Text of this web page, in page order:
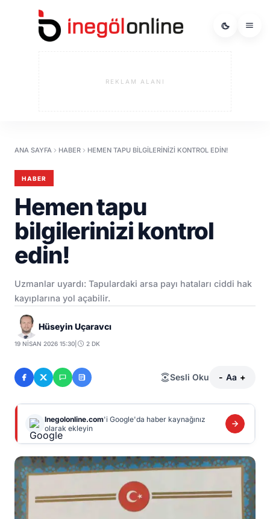
REKLAM ALANI
ANA SAYFA HABER HEMEN TAPU BILGILERINIZI KONTROL EDIN!
HABER
Hemen tapu
bilgilerinizi kontrol
edin!
Uzmanlar uyardı: Tapulardaki arsa payı hataları ciddi hak
kayıplarına yol açabilir.
Hüseyin Uçaravcı
19 NISAN 2026 15:30 2 DK
Sesli Oku - Aa +
Inegolonline.com'i Google'da haber kaynağınız
olarak ekleyin